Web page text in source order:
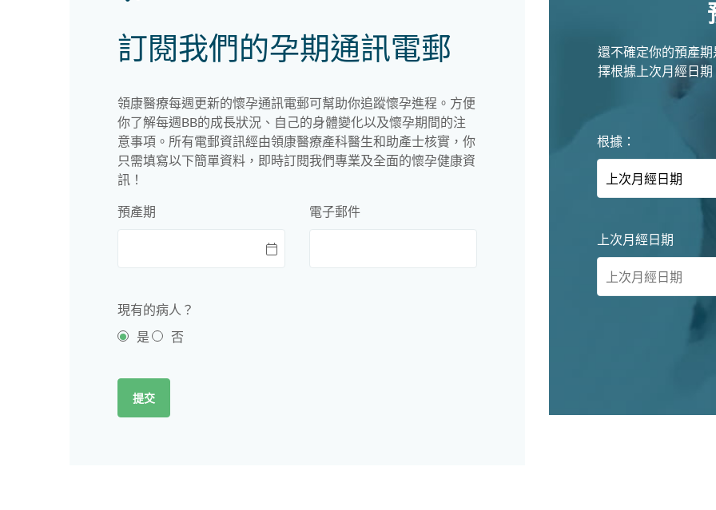
訂閱我們的孕期通訊電郵
領康醫療每週更新的懷孕通訊電郵可幫助你追蹤懷孕進程。方便
你了解每週BB的成長狀況、自己的身體變化以及懷孕期間的注
意事項。所有電郵資訊經由領康醫療產科醫生和助產士核實，你
只需填寫以下簡單資料，即時訂閱我們專業及全面的懷孕健康資
訊！
預產期 電子郵件
現有的病人？
是
否
提交
還不確定你的預產
擇根據上次月經日
根據：
上次月經日期